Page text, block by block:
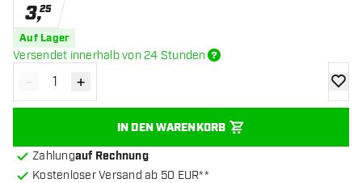
3,25
Auf Lager
Versendet innerhalb von 24 Stunden
Menge verringern
- Menge erhöhen
+
IN DEN WARENKORB
Zur
Zahlungauf Rechnung
Kostenloser Versand ab 50 EUR**